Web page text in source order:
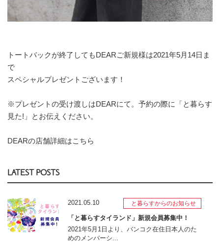
トートバックが終了してもDEARご新規様は2021年5月14日ま
で
スペシャルプレゼントございます！
※プレゼントの受け渡しはDEARにて。予約の際に「と暮らす
見た!」とお伝えください。
DEARの店舗詳細はこちら
LATEST POSTS
2021.05.10 と暮らすからのお知らせ
「と暮らすタイランド」新規会員募集中！
2021年5月1日より、バンコク在住日本人のた
めのメンバーシ...